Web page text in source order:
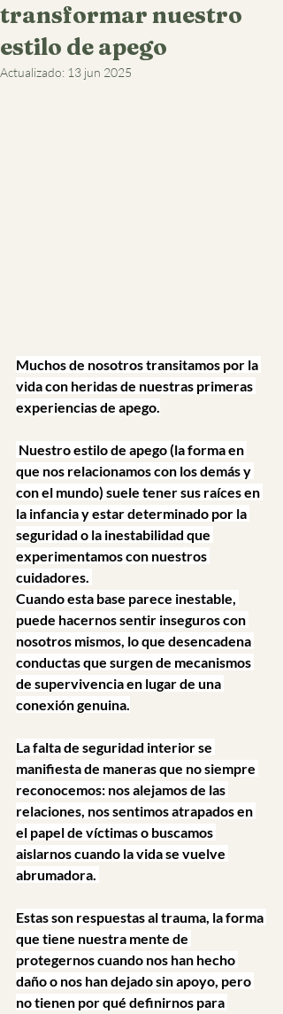
transformar nuestro
estilo de apego
Actualizado: 13 jun 2025
Muchos de nosotros transitamos por la
vida con heridas de nuestras primeras
experiencias de apego.
que nos relacionamos con los demás y
con el mundo) suele tener sus raíces en
la infancia y estar determinado por la
seguridad o la inestabilidad que
experimentamos con nuestros
cuidadores.
Cuando esta base parece inestable,
puede hacernos sentir inseguros con
nosotros mismos, lo que desencadena
conductas que surgen de mecanismos
de supervivencia en lugar de una
conexión genuina.
La falta de seguridad interior se
manifiesta de maneras que no siempre
reconocemos: nos alejamos de las
relaciones, nos sentimos atrapados en
el papel de víctimas o buscamos
aislarnos cuando la vida se vuelve
abrumadora.
Estas son respuestas al trauma, la forma
que tiene nuestra mente de
protegernos cuando nos han hecho
daño o nos han dejado sin apoyo, pero
no tienen por qué definirnos para